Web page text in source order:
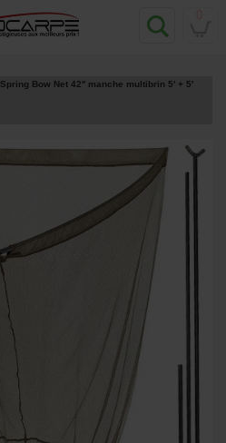
Bow Net 42'' manche multibrin 5' + 5'